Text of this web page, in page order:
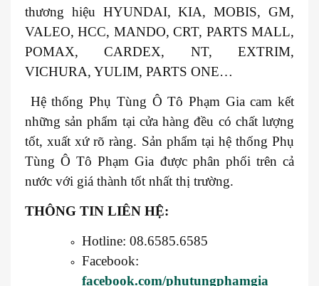
thương hiệu HYUNDAI, KIA, MOBIS, GM,
VALEO, HCC, MANDO, CRT, PARTS MALL,
POMAX, CARDEX, NT, EXTRIM,
VICHURA, YULIM, PARTS ONE…
Hệ thống Phụ Tùng Ô Tô Phạm Gia cam kết
những sản phẩm tại cửa hàng đều có chất lượng
tốt, xuất xứ rõ ràng. Sản phẩm tại hệ thống Phụ
Tùng Ô Tô Phạm Gia được phân phối trên cả
nước với giá thành tốt nhất thị trường.
THÔNG TIN LIÊN HỆ:
Hotline: 08.6585.6585
Facebook:
facebook.com/phutungphamgia